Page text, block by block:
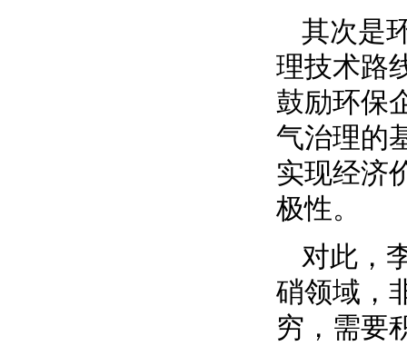
其次是
理技术路
鼓励环保
气治理的
实现经济
极性。
对此，
硝领域，
穷，需要